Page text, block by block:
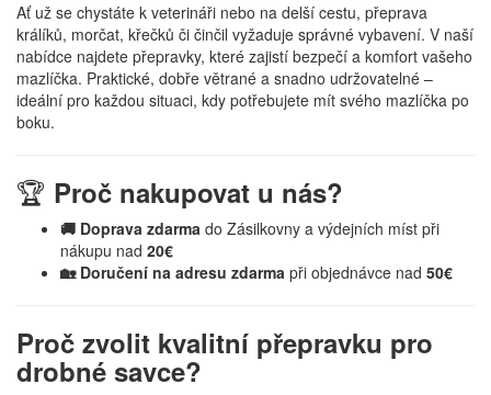
Ať už se chystáte k veterináři nebo na delší cestu, přeprava
králíků, morčat, křečků či činčil vyžaduje správné vybavení. V naší
nabídce najdete přepravky, které zajistí bezpečí a komfort vašeho
mazlíčka. Praktické, dobře větrané a snadno udržovatelné –
ideální pro každou situaci, kdy potřebujete mít svého mazlíčka po
boku.
🏆 Proč nakupovat u nás?
🚚 Doprava zdarma do Zásilkovny a výdejních míst při
nákupu nad 20€
🏡 Doručení na adresu zdarma při objednávce nad 50€
Proč zvolit kvalitní přepravku pro
drobné savce?